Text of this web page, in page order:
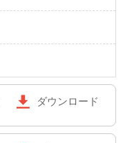
 ダウンロード